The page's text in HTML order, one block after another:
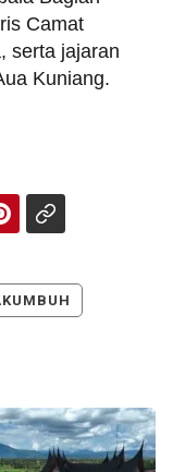
Camat
serta jajaran
Kuniang.